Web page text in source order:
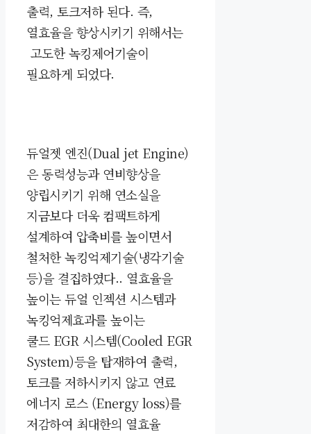
출력, 토크저하 된다. 즉,
열효율을 향상시키기 위해서는
고도한 녹킹제어기술이
필요하게 되었다.
듀얼젯 엔진(Dual jet Engine)
은 동력성능과 연비향상을
양립시키기 위해 연소실을
지금보다 더욱 컴팩트하게
설계하여 압축비를 높이면서
철처한 녹킹억제기술(냉각기술
등)을결집하였다.. 열효율을
높이는듀얼 인젝션 시스템과
녹킹억제효과를 높이는
쿨드 EGR 시스템(Cooled EGR
System)등을 탑재하여 출력,
토크를 저하시키지 않고 연료
에너지 로스 (Energy loss)를
저감하여 최대한의 열효율